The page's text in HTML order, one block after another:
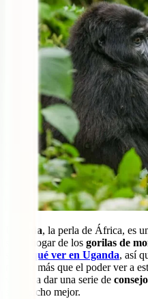
Uganda, la perla de África, es
ser el hogar de los gorilas de
qué ver en Uganda, así
mucho más que el poder ver a
vamos a dar una serie de
sea mucho mejor.